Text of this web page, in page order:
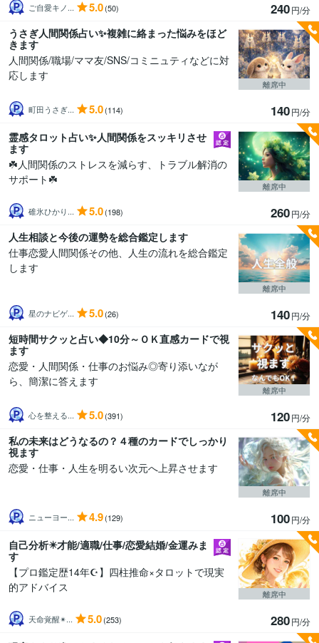
ご自愛キノ... 5.0(50) 240円/分
うさぎ人間関係占い✨複雑に絡まった悩みをほど
きます
人間関係/職場/ママ友/SNS/コミニュティなどに対
応します
町田うさぎ... 5.0(114) 140円/分
離席中
霊感タロット占い✨人間関係をスッキリさせ
ます
☘️人間関係のストレスを減らす、トラブル解消の
サポート☘️
碓氷ひかり... 5.0(198) 260円/分
離席中
人生相談と今後の運勢を総合鑑定します
仕事恋愛人間関係その他、人生の流れを総合鑑定
します
星のナビゲ... 5.0(26) 140円/分
離席中
短時間サクッと占い◆10分～ＯＫ直感カードで視
ます
恋愛・人間関係・仕事のお悩み◎寄り添いなが
ら、簡潔に答えます
心を整える... 5.0(391) 120円/分
離席中
私の未来はどうなるの？４種のカードでしっかり
視ます
恋愛・仕事・人生を明るい次元へ上昇させます
ニューヨー... 4.9(129) 100円/分
離席中
自己分析✴️才能/適職/仕事/恋愛結婚/金運みま
す
【プロ鑑定歴14年☪️】四柱推命×タロットで現実
的アドバイス
天命覚醒✴... 5.0(253) 280円/分
離席中